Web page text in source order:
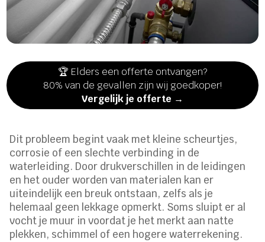
🏆 Elders een offerte ontvangen?
80% van de gevallen zijn wij goedkoper!
Vergelijk je offerte →
Dit probleem begint vaak met kleine scheurtjes,
corrosie of een slechte verbinding in de
waterleiding. Door drukverschillen in de leidingen
en het ouder worden van materialen kan er
uiteindelijk een breuk ontstaan, zelfs als je
helemaal geen lekkage opmerkt. Soms sluipt er al
vocht je muur in voordat je het merkt aan natte
plekken, schimmel of een hogere waterrekening.